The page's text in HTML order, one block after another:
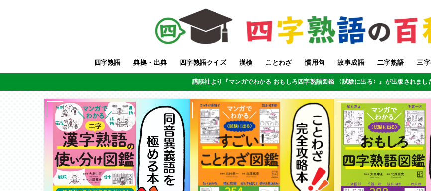
四字熟語 典拠・出典 四字熟語クイズ 漢検 ことわざ 慣用句 故事成語 二字熟語 三
講談社より『マンガでわかる おもしろ四字熟語図鑑 〈試験に出る〉』が出版されまし